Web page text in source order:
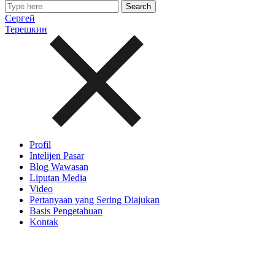
Сергей
Терешкин
Profil
Intelijen Pasar
Blog Wawasan
Liputan Media
Video
Pertanyaan yang Sering Diajukan
Basis Pengetahuan
Kontak